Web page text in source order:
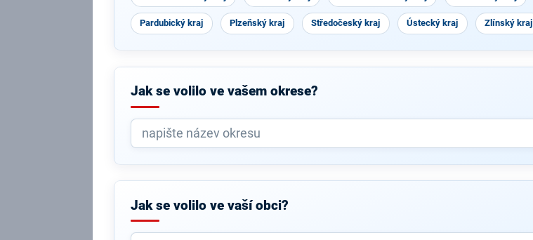
Pardubický kraj Plzeňský kraj Středočeský kraj Ústecký kraj Zlínský kraj
Jak se volilo ve vašem okrese?
Jak se volilo ve vaší obci?